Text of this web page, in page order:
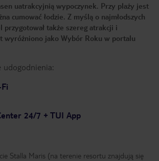
uatrakcyjnią wypoczynek. Przy plaży jest
cumować łodzie. Z myślą o najmłodszych
przygotował także szereg atrakcji i
wyróżniono jako Wybór Roku w portalu
udogodnienia:
24/7 + TUI App
Stalla Maris (na terenie resortu znajdują się